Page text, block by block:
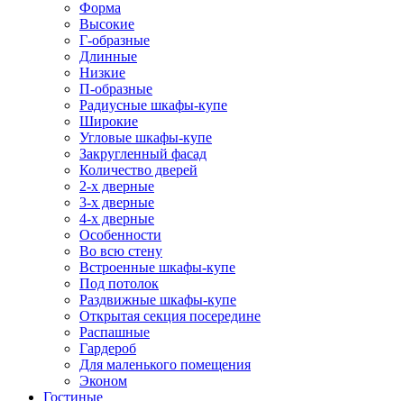
Форма
Высокие
Г-образные
Длинные
Низкие
П-образные
Радиусные шкафы-купе
Широкие
Угловые шкафы-купе
Закругленный фасад
Количество дверей
2-х дверные
3-х дверные
4-х дверные
Особенности
Во всю стену
Встроенные шкафы-купе
Под потолок
Раздвижные шкафы-купе
Открытая секция посередине
Распашные
Гардероб
Для маленького помещения
Эконом
Гостиные